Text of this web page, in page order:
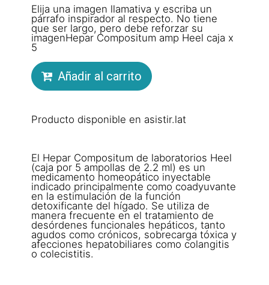
Elija una imagen llamativa y escriba un
párrafo inspirador al respecto. No tiene
que ser largo, pero debe reforzar su
imagenHepar Compositum amp Heel caja x
5
Añadir al carrito
Producto disponible en asistir.lat
El Hepar Compositum de laboratorios Heel
(caja por 5 ampollas de 2.2 ml) es un
medicamento homeopático inyectable
indicado principalmente como coadyuvante
en la estimulación de la función
detoxificante del hígado. Se utiliza de
manera frecuente en el tratamiento de
desórdenes funcionales hepáticos, tanto
agudos como crónicos, sobrecarga tóxica y
afecciones hepatobiliares como colangitis
o colecistitis.